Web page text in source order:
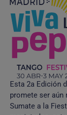
Esta 2a Edición
promete ser aún
Sumate a la